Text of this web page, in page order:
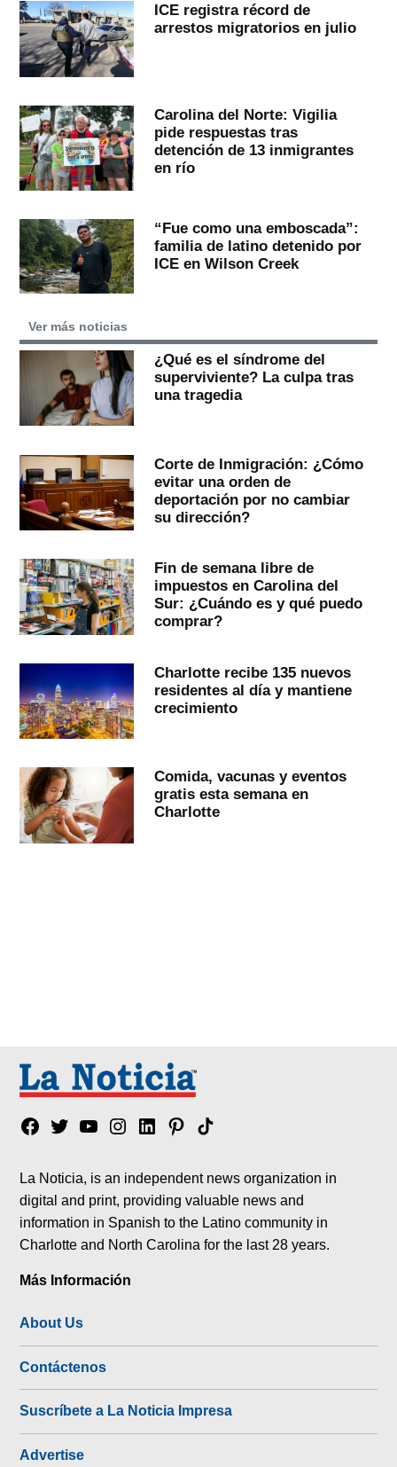
ICE registra récord de
arrestos migratorios en julio
Carolina del Norte: Vigilia
pide respuestas tras
detención de 13 inmigrantes
en río
“Fue como una emboscada”:
familia de latino detenido por
ICE en Wilson Creek
Ver más noticias
¿Qué es el síndrome del
superviviente? La culpa tras
una tragedia
Corte de Inmigración: ¿Cómo
evitar una orden de
deportación por no cambiar
su dirección?
Fin de semana libre de
impuestos en Carolina del
Sur: ¿Cuándo es y qué puedo
comprar?
Charlotte recibe 135 nuevos
residentes al día y mantiene
crecimiento
Comida, vacunas y eventos
gratis esta semana en
Charlotte
Facebook
TwitterYouTubeInstagram
LinkedinPinterest
Tik
La Noticia, is an independent news organization in
digital and print, providing valuable news and
information in Spanish to the Latino community in
Charlotte and North Carolina for the last 28 years.
Más Información
About Us
Contáctenos
Suscríbete a La Noticia Impresa
Advertise